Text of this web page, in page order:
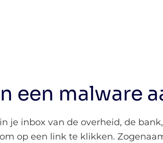
een malware
je inbox van de overheid, de
op een link te klikken.